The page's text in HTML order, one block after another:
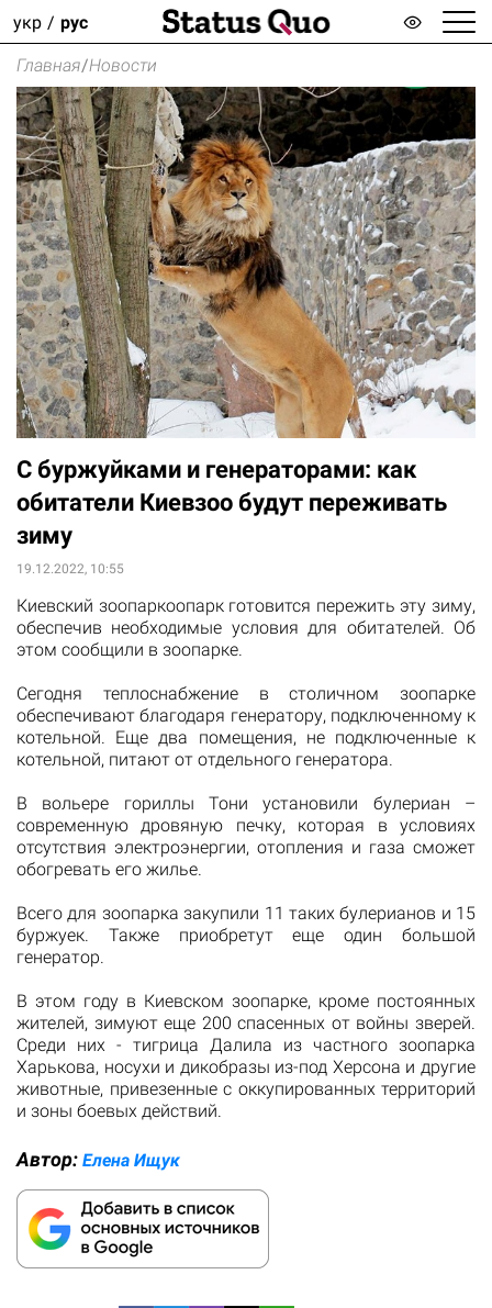
укр рус
Главная/Новости
С буржуйками и генераторами: как
обитатели Киевзоо будут переживать
зиму
19.12.2022, 10:55
Киевский зоопаркоопарк готовится пережить эту зиму,
обеспечив необходимые условия для обитателей. Об
этом сообщили в зоопарке.
Сегодня теплоснабжение в столичном зоопарке
обеспечивают благодаря генератору, подключенному к
котельной. Еще два помещения, не подключенные к
котельной, питают от отдельного генератора.
В вольере гориллы Тони установили булериан –
современную дровяную печку, которая в условиях
отсутствия электроэнергии, отопления и газа сможет
обогревать его жилье.
Всего для зоопарка закупили 11 таких булерианов и 15
буржуек. Также приобретут еще один большой
генератор.
В этом году в Киевском зоопарке, кроме постоянных
жителей, зимуют еще 200 спасенных от войны зверей.
Среди них - тигрица Далила из частного зоопарка
Харькова, носухи и дикобразы из-под Херсона и другие
животные, привезенные с оккупированных территорий
и зоны боевых действий.
Автор: Елена Ищук